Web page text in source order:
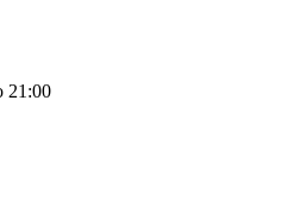
21:00